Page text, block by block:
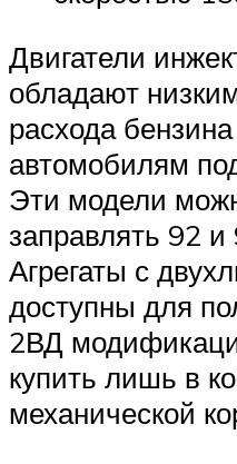
Двигатели
обладают
расхода
автомобилям
Эти модели
заправлять 92
Агрегаты с
доступны для
2ВД
купить лишь в
механической